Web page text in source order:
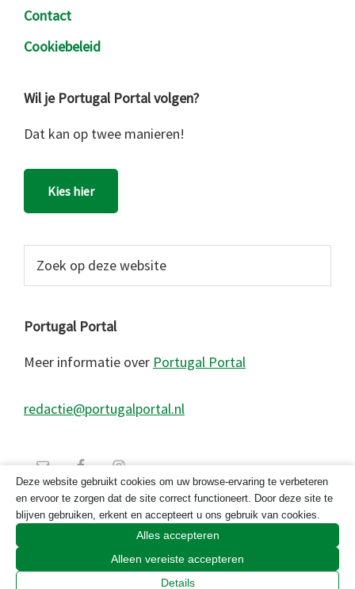
Contact
Cookiebeleid
Wil je Portugal Portal volgen?
Dat kan op twee manieren!
Kies hier
website
Portugal Portal
Meer informatie over Portugal Portal
redactie@portugalportal.nl
© 2026 Copyright Portugal Portal 2023
Deze website gebruikt cookies om uw browse-ervaring te verbeteren
en ervoor te zorgen dat de site correct functioneert. Door deze site te
blijven gebruiken, erkent en accepteert u ons gebruik van cookies.
Alles accepteren
Alleen vereiste accepteren
Details